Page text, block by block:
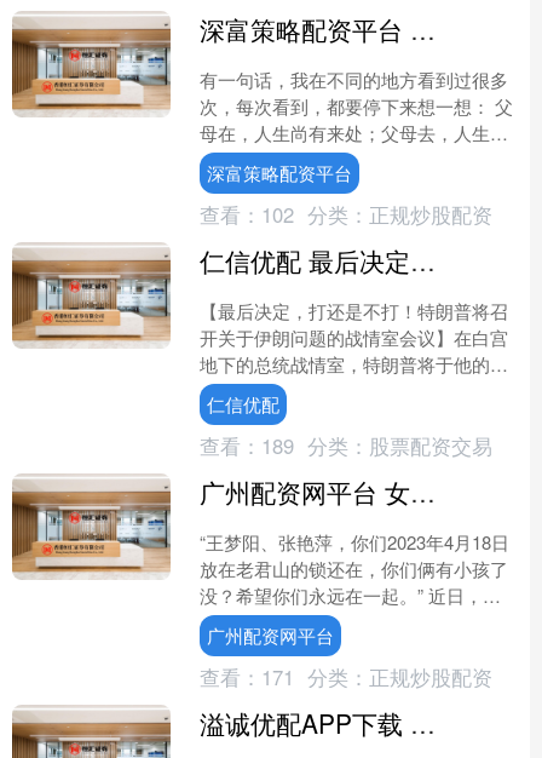
深富策略配资平台 人这一生，有三关要闯，第一关，为父母养老送终；第二关，将子女抚养成人；第三关，好好善待自己。三道关卡，多数人只熬过了前两关
有一句话，我在不同的地方看到过很多
次，每次看到，都要停下来想一想： 父
母在，人生尚有来处；父母去，人生只
剩归途。 这句话好在哪里？ 好在它把人
这一辈子的处境，说....
深富策略配资平台
查看： 102 分类： 正规炒股配资
仁信优配 最后决定，打还是不打！特朗普将召开关于伊朗问题的战情室会议
【最后决定，打还是不打！特朗普将召
开关于伊朗问题的战情室会议】在白宫
地下的总统战情室，特朗普将于他的国
家安全和外交政策高级团队举行关于伊
朗问题的战情会议，听取伊....
仁信优配
查看： 189 分类： 股票配资交易
广州配资网平台 女子在老君山随手拍下3年前的同心锁问“你俩有娃了吗”，锁主本人现身评论区
“王梦阳、张艳萍，你们2023年4月18日
放在老君山的锁还在，你们俩有小孩了
没？希望你们永远在一起。” 近日，来
自河南郑州的李女士在洛阳老君山游玩
时，随手拍下了....
广州配资网平台
查看： 171 分类： 正规炒股配资
溢诚优配APP下载 细思极恐！女子修手机交出锁屏密码，店主竟私自导出 40 多张私密照